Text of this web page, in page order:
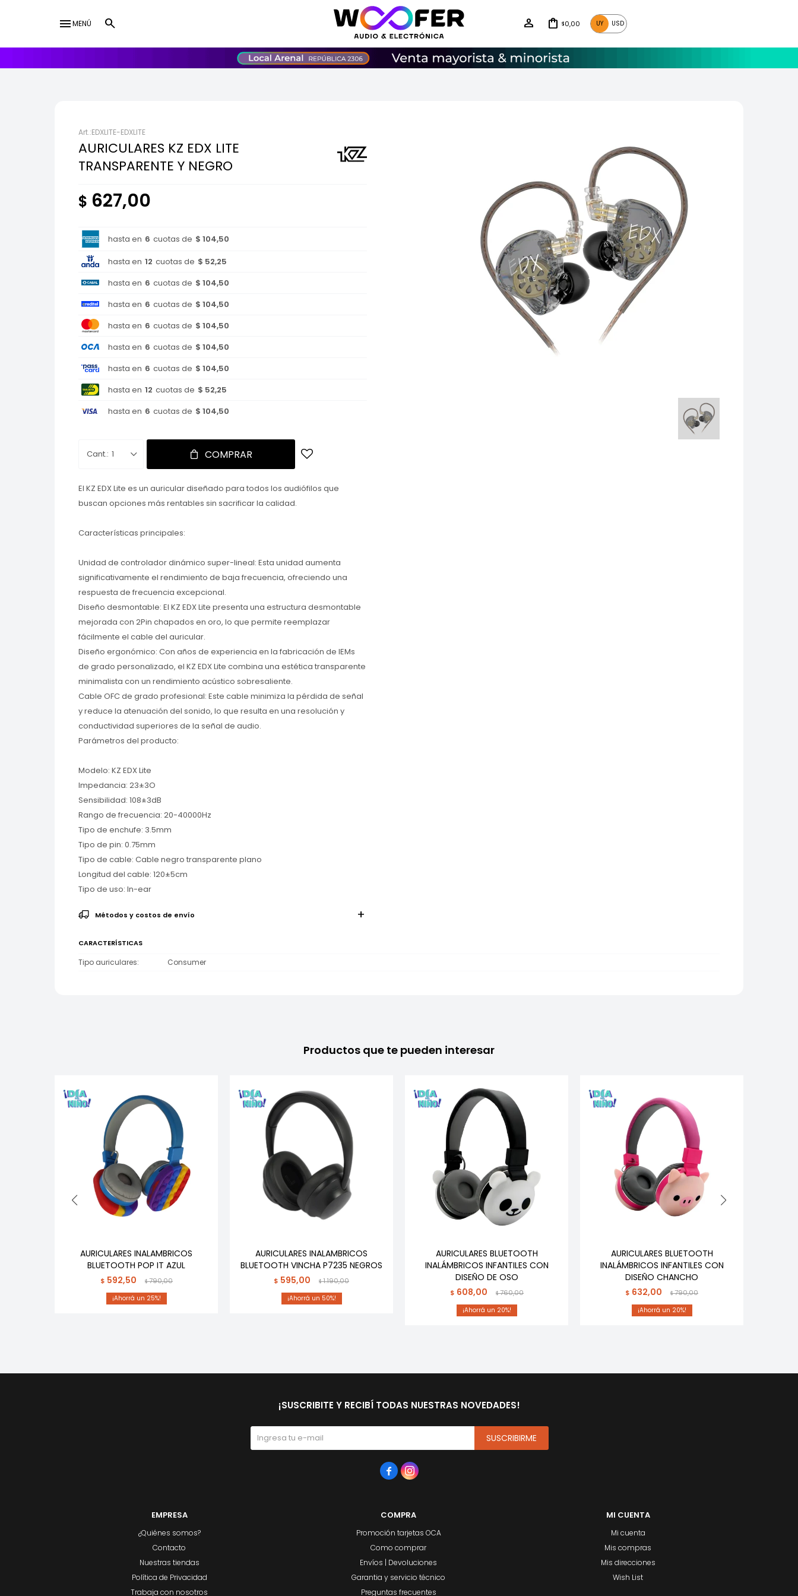
menuMENÚ $0,00 UY USD
EDXLITE-EDXLITE
AURICULARES KZ EDX LITE
TRANSPARENTE Y NEGRO
$ 627,00
hasta en 6 cuotas de $ 104,50
hasta en 12 cuotas de $ 52,25
hasta en 6 cuotas de $ 104,50
hasta en 6 cuotas de $ 104,50
hasta en 6 cuotas de $ 104,50
hasta en 6 cuotas de $ 104,50
hasta en 6 cuotas de $ 104,50
hasta en 12 cuotas de $ 52,25
hasta en 6 cuotas de $ 104,50
1 COMPRAR
El KZ EDX Lite es un auricular diseñado para todos los audiófilos que
buscan opciones más rentables sin sacrificar la calidad.
Características principales:
Unidad de controlador dinámico super-lineal: Esta unidad aumenta
significativamente el rendimiento de baja frecuencia, ofreciendo una
respuesta de frecuencia excepcional.
Diseño desmontable: El KZ EDX Lite presenta una estructura desmontable
mejorada con 2Pin chapados en oro, lo que permite reemplazar
fácilmente el cable del auricular.
Diseño ergonómico: Con años de experiencia en la fabricación de IEMs
de grado personalizado, el KZ EDX Lite combina una estética transparente
minimalista con un rendimiento acústico sobresaliente.
Cable OFC de grado profesional: Este cable minimiza la pérdida de señal
y reduce la atenuación del sonido, lo que resulta en una resolución y
conductividad superiores de la señal de audio.
Parámetros del producto:
Modelo: KZ EDX Lite
Impedancia: 23±3O
Sensibilidad: 108±3dB
Rango de frecuencia: 20-40000Hz
Tipo de enchufe: 3.5mm
Tipo de pin: 0.75mm
Tipo de cable: Cable negro transparente plano
Longitud del cable: 120±5cm
Tipo de uso: In-ear
Métodos y costos de envío
CARACTERÍSTICAS
Tipo auriculares Consumer
Productos que te pueden interesar
AURICULARES INALAMBRICOS
BLUETOOTH POP IT AZUL
$ 592,50 $790,00
25
AURICULARES INALAMBRICOS
BLUETOOTH VINCHA P7235 NEGROS
$ 595,00 $1.190,00
50
AURICULARES BLUETOOTH
INALÁMBRICOS INFANTILES CON
DISEÑO DE OSO
$ 608,00 $760,00
20
AURICULARES BLUETOOTH
INALÁMBRICOS INFANTILES CON
DISEÑO CHANCHO
$ 632,00 $790,00
20
EMPRESA
¿Quiénes somos?
Contacto
Nuestras tiendas
Política de Privacidad
Trabaja con nosotros
COMPRA
Promoción tarjetas OCA
Como comprar
Envíos | Devoluciones
Garantia y servicio técnico
Preguntas frecuentes
MI CUENTA
Mi cuenta
Mis compras
Mis direcciones
Wish List
¡SUSCRIBITE Y RECIBÍ TODAS NUESTRAS NOVEDADES!
SUSCRIBIRME
 